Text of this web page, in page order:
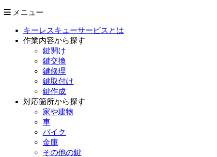
メニュー
キーレスキューサービスとは
作業内容から探す
鍵開け
鍵交換
鍵修理
鍵取付け
鍵作成
対応箇所から探す
家や建物
車
バイク
金庫
その他の鍵